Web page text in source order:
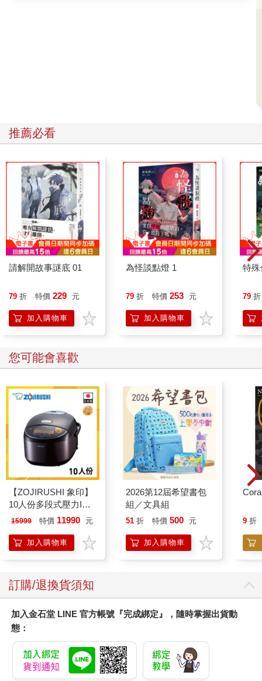
推薦必看
請解開故事謎底 01
79 折 特價 229 元
加入購物車
為怪談點燈 1
79 折 特價 253 元
加入購物車
特
79 折
您可能會喜歡
【ZOJIRUSHI 象印】
10人份多段式壓力IH
微電腦電子鍋(NP-
15999 特價 11990 元
加入購物車
2026第12屆希望書包
組／文具組
51 折 特價 500 元
加入購物車
9 折
訂購/退換貨須知
加入金石堂 LINE 官方帳號『完成綁定』，隨時掌握出貨動
態：